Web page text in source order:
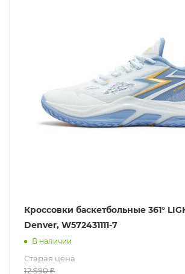
Кроссовки баскетбольные 361°
Denver, W572431111-7
В наличии
Старая цена
12 990₽